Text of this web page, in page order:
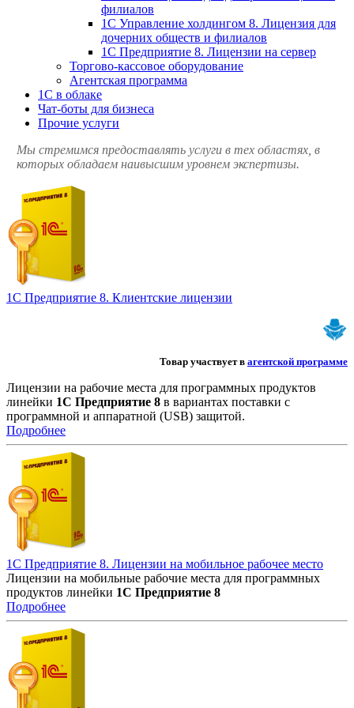
филиалов
1С Управление холдингом 8. Лицензия для
дочерних обществ и филиалов
1С Предприятие 8. Лицензии на сервер
Торгово-кассовое оборудование
Агентская программа
1С в облаке
Чат-боты для бизнеса
Прочие услуги
Мы стремимся предоставлять услуги в тех областях, в
которых обладаем наивысшим уровнем экспертизы.
1С Предприятие 8. Клиентские лицензии
Товар участвует в агентской программе
Лицензии на рабочие места для программных продуктов
линейки 1С Предприятие 8 в вариантах поставки с
программной и аппаратной (USB) защитой.
Подробнее
1С Предприятие 8. Лицензии на мобильное рабочее место
Лицензии на мобильные рабочие места для программных
продуктов линейки 1С Предприятие 8
Подробнее